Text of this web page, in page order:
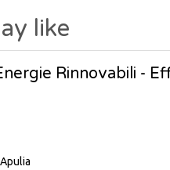
like
Rinnovabili -
Apulia